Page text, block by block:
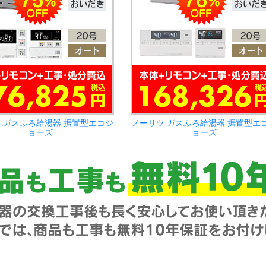
ガスふろ給湯器 据置型エコジ
ョーズ
ノーリツ ガスふろ給湯器 据置型エ
ョーズ